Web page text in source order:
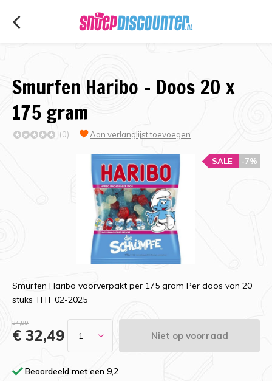
Smurfen Haribo - Doos 20 x
175 gram
(0) Aan verlanglijst toevoegen
-7%
SALE
Smurfen Haribo voorverpakt per 175 gram Per doos van 20
stuks THT 02-2025
34,99
€ 32,49 Niet op voorraad
Beoordeeld met een 9,2